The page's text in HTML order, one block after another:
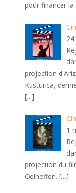
pour financer la
24
projection
Kusturica,
[…]
1
projection du
Oelhoffen. […]